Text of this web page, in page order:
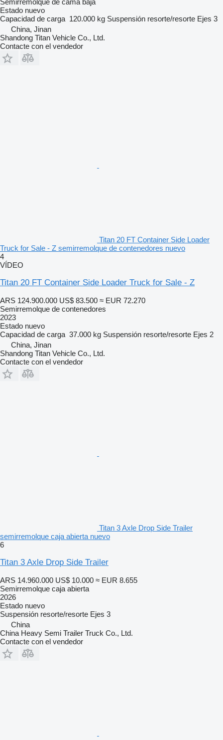
Semirremolque de cama baja
Estado nuevo
Capacidad de carga 120.000 kg Suspensión resorte/resorte Ejes 3
China, Jinan
Shandong Titan Vehicle Co., Ltd.
Contacte con el vendedor
Titan 20 FT Container Side Loader
Truck for Sale - Z semirremolque de contenedores nuevo
4
VÍDEO
Titan 20 FT Container Side Loader Truck for Sale - Z
ARS 124.900.000 US$ 83.500 ≈ EUR 72.270
Semirremolque de contenedores
2023
Estado nuevo
Capacidad de carga 37.000 kg Suspensión resorte/resorte Ejes 2
China, Jinan
Shandong Titan Vehicle Co., Ltd.
Contacte con el vendedor
Titan 3 Axle Drop Side Trailer
semirremolque caja abierta nuevo
6
Titan 3 Axle Drop Side Trailer
ARS 14.960.000 US$ 10.000 ≈ EUR 8.655
Semirremolque caja abierta
2026
Estado nuevo
Suspensión resorte/resorte Ejes 3
China
China Heavy Semi Trailer Truck Co., Ltd.
Contacte con el vendedor